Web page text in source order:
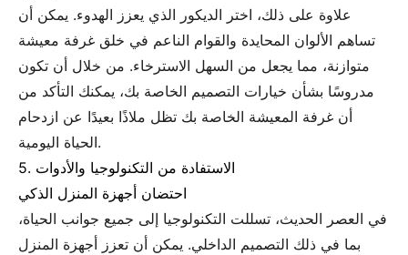
علاوة على ذلك، اختر الديكور الذي يعزز الهدوء. يمكن أن
تساهم الألوان المحايدة والقوام الناعم في خلق غرفة معيشة
متوازنة، مما يجعل من السهل الاسترخاء. من خلال أن تكون
مدروسًا بشأن خيارات التصميم الخاصة بك، يمكنك التأكد من
أن غرفة المعيشة الخاصة بك تظل ملاذًا بعيدًا عن ازدحام
الحياة اليومية.
5. الاستفادة من التكنولوجيا والأدوات
احتضان أجهزة المنزل الذكي
في العصر الحديث، تسللت التكنولوجيا إلى جميع جوانب الحياة،
بما في ذلك التصميم الداخلي. يمكن أن تعزز أجهزة المنزل